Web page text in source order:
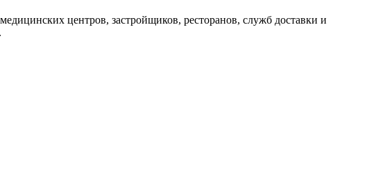
центров, застройщиков, ресторанов, служб доставки и